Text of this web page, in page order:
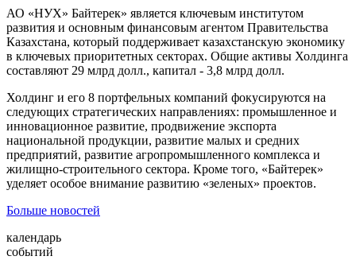
АО «НУХ» Байтерек» является ключевым институтом
развития и основным финансовым агентом Правительства
Казахстана, который поддерживает казахстанскую экономику
в ключевых приоритетных секторах. Общие активы Холдинга
составляют 29 млрд долл., капитал - 3,8 млрд долл.
Холдинг и его 8 портфельных компаний фокусируются на
следующих стратегических направлениях: промышленное и
инновационное развитие, продвижение экспорта
национальной продукции, развитие малых и средних
предприятий, развитие агропромышленного комплекса и
жилищно-строительного сектора. Кроме того, «Байтерек»
уделяет особое внимание развитию «зеленых» проектов.
Больше новостей
календарь
событий